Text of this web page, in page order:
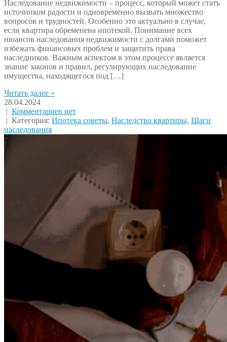
Наследование недвижимости – процесс, который может стать
источником радости и одновременно вызвать множество
вопросов и трудностей. Особенно это актуально в случае,
если квартира обременена ипотекой. Понимание всех
нюансов наследования недвижимости с долгами поможет
избежать финансовых проблем и защитить права
наследников. Важным аспектом в этом процессе является
знание законов и правил, регулирующих наследование
имущества, находящегося под […]
Читать далее »
28.04.2024
| Комментариев нет
| Категория: Ипотека советы, Наследство квартиры, Шаги
наследования